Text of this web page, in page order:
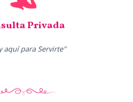
Privada
aquí para Servirte"